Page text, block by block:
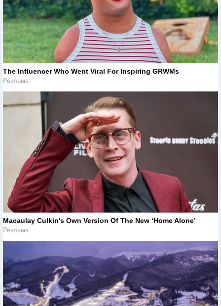
The Influencer Who Went Viral For Inspiring GRWMs
Реклама
Macaulay Culkin's Own Version Of The New ‘Home Alone’
Реклама